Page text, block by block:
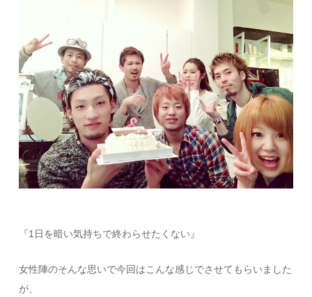
『1日を暗い気持ちで終わらせたくない』
女性陣のそんな思いで今回はこんな感じでさせてもらいました
が、